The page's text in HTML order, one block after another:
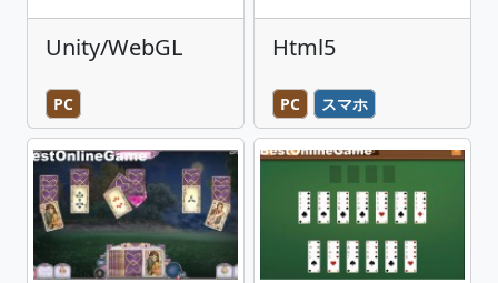
Unity/WebGL
PC
Html5
PC スマホ